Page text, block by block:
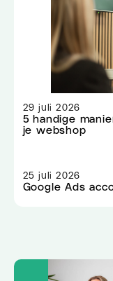
29 juli 2026
5 handige
je webshop
25 juli 2026
Google Ads